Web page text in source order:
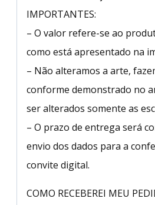
IMPORTANTES:
– O valor refere-se ao
como está apresentado na
– Não alteramos a arte,
conforme demonstrado no
ser alterados somente as
– O prazo de entrega será
envio dos dados para a
convite digital.
COMO RECEBEREI MEU